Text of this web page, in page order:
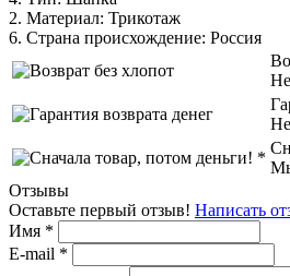
2. Материал: Трикотаж
6. Страна происхождение: Россия
Отзывы
Оставьте первый отзыв! Написать
Имя *
E-mail *